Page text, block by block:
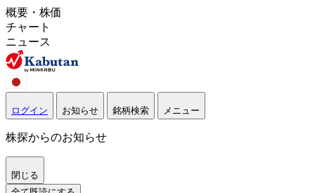
概要・株価
チャート
ニュース
ログイン お知らせ 銘柄検索 メニュー
株探からのお知らせ
閉じる